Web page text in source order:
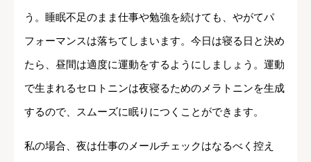
う。睡眠不足のまま仕事や勉強を続けても、やがてパ
フォーマンスは落ちてしまいます。今日は寝る日と決め
たら、昼間は適度に運動をするようにしましょう。運動
で生まれるセロトニンは夜寝るためのメラトニンを生成
するので、スムーズに眠りにつくことができます。
私の場合、夜は仕事のメールチェックはなるべく控え